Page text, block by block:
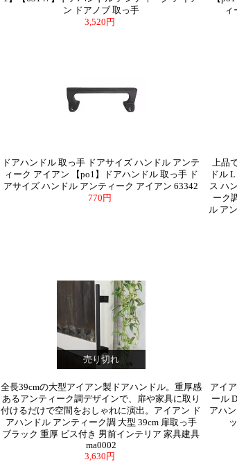
ン ドアノブ 取っ手
3,520円
ィ
ドアハンドル 取っ手 ドアサイズ ハンドル アンテ
ィーク アイアン 【po1】ドアハンドル 取っ手 ド
アサイズ ハンドル アンティーク アイアン 63342
770円
上品
ドル
ス ハ
ーク
ル ア
売り切れ
全長39cmの大型アイアン製ドアハンドル。重厚感
あるアンティーク調デザインで、扉や家具に取り
付けるだけで空間をおしゃれに演出。アイアン ド
アハンドル アンティーク調 大型 39cm 扉取っ手
ブラック 重厚 ビス付き 男前インテリア 家具建具
ma0002
3,630円
アイ
ール
アハ